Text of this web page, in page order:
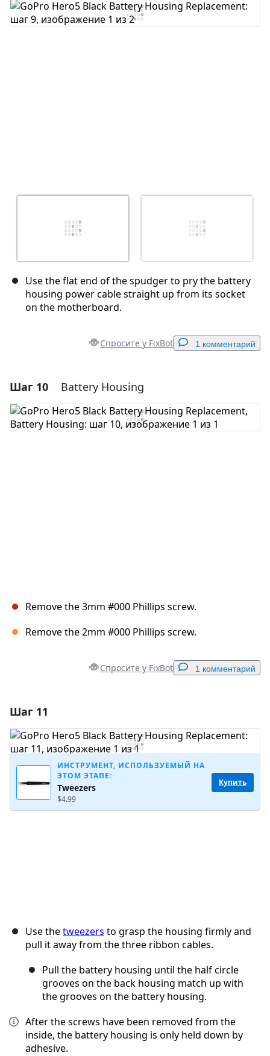
Добавить комментарий
Use the flat end of the spudger to pry the battery
housing power cable straight up from its socket
on the motherboard.
Спросите у FixBot 1 комментарий
Добавить комментарий
Добавить комментарий
Шаг 10 Battery Housing
Remove the 3mm #000 Phillips screw.
Remove the 2mm #000 Phillips screw.
Спросите у FixBot 1 комментарий
Добавить комментарий
Оставить комментарий
Шаг 11
ИНСТРУМЕНТ, ИСПОЛЬЗУЕМЫЙ НА
ЭТОМ ЭТАПЕ:
Tweezers
$4.99
Купить
Use thetweezers to grasp the housing firmly and
pull it away from the three ribbon cables.
Pull the battery housing until the half circle
grooves on the back housing match up with
the grooves on the battery housing.
After the screws have been removed from the
inside, the battery housing is only held down by
adhesive.